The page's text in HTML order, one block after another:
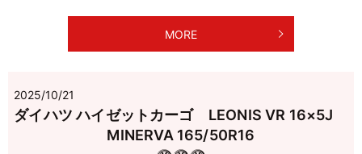
MORE
2025/10/21
ダイハツ ハイゼットカーゴ LEONIS VR 16×5J
MINERVA 165/50R16